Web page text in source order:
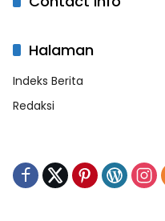
Halaman
Indeks Berita
Redaksi